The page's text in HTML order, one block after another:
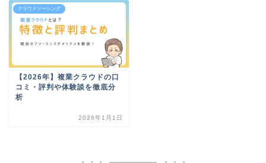
クラウドソーシング
【2026年】複業クラウドの口
コミ・評判や体験談を徹底分
析
2026年1月1日